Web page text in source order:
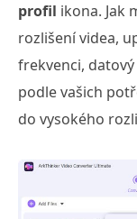
profil ikona. Jak
rozlišení videa,
frekvenci,
podle vašich
do vysokého